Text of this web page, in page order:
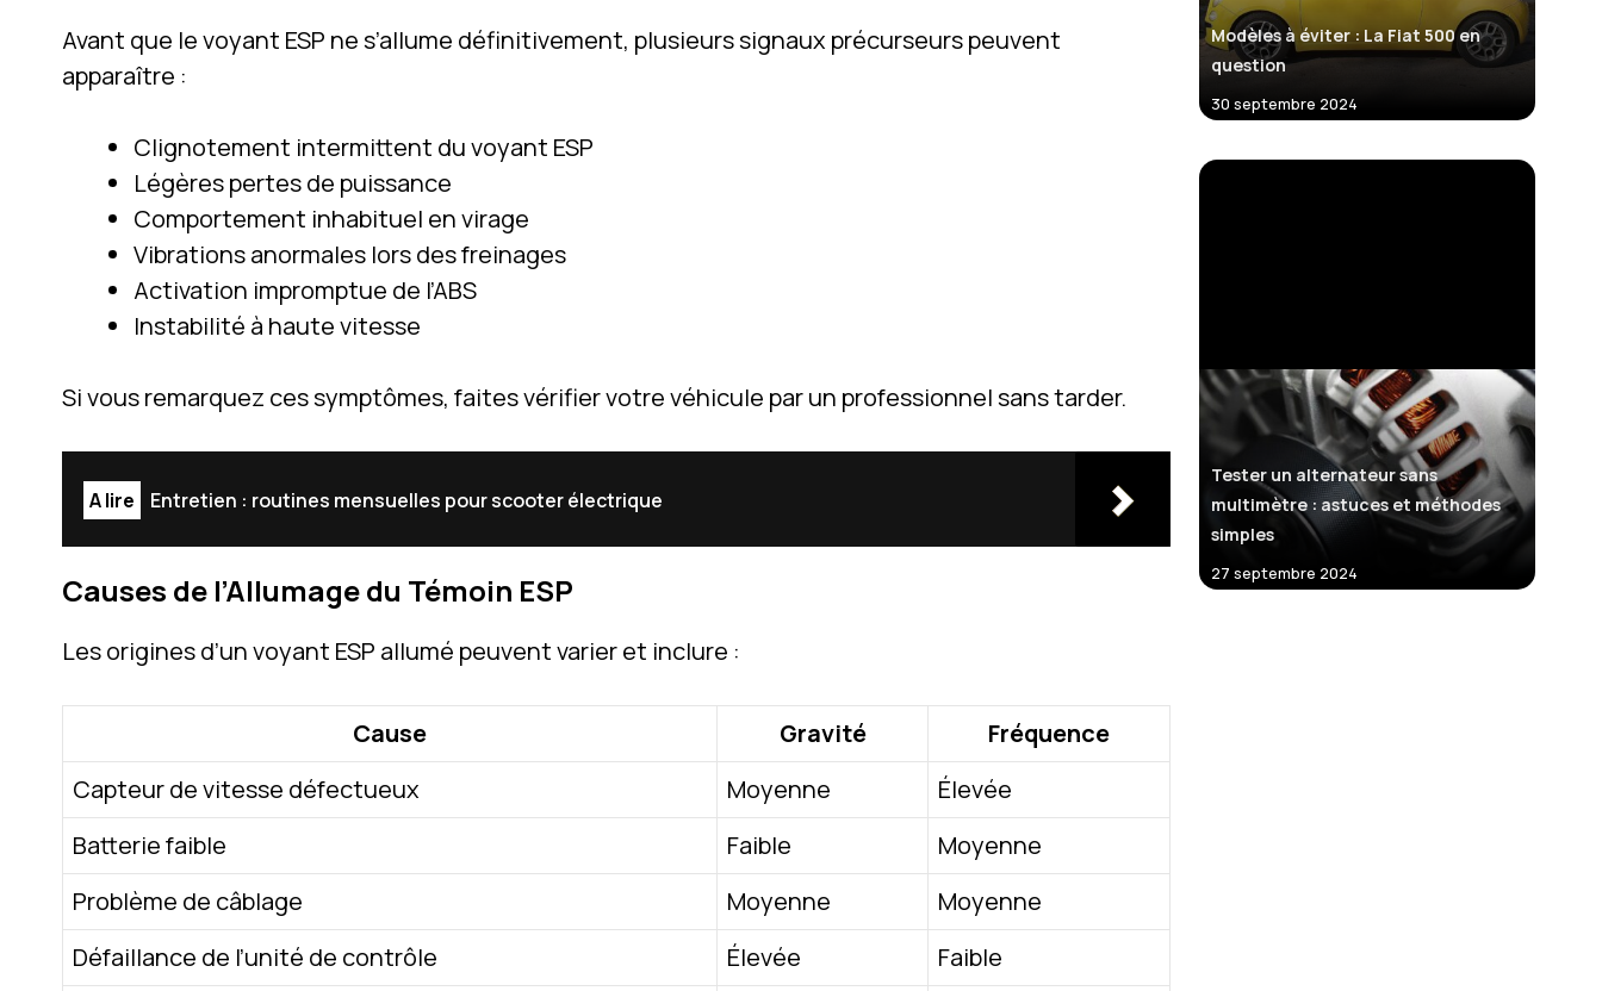
Avant que le voyant ESP ne s’allume définitivement, plusieurs signaux précurseurs peuvent
apparaître :
Clignotement intermittent du voyant ESP
Légères pertes de puissance
Comportement inhabituel en virage
Vibrations anormales lors des freinages
Activation impromptue de l’ABS
Instabilité à haute vitesse
Si vous remarquez ces symptômes, faites vérifier votre véhicule par un professionnel sans tarder.
A lire Entretien : routines mensuelles pour scooter électrique
Causes de l’Allumage du Témoin ESP
Les origines d’un voyant ESP allumé peuvent varier et inclure :
Cause Gravité
Fréquence
Capteur de vitesse défectueux
Moyenne
Élevée
Batterie faible
Faible
Moyenne
Problème de câblage
Moyenne
Moyenne
Défaillance de l’unité de contrôle
Élevée
Faible
Modèles à éviter : La Fiat 500 en
question
30 septembre 2024
Tester un alternateur sans
multimètre : astuces et méthodes
simples
27 septembre 2024